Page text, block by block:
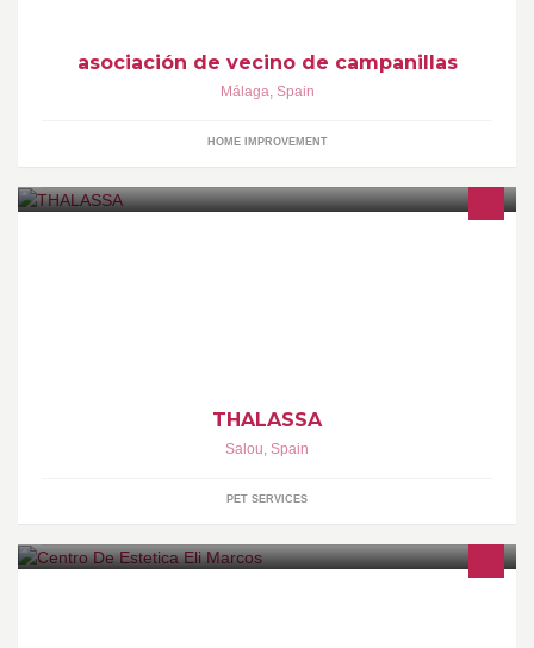
asociación de vecino de campanillas
Málaga, Spain
HOME IMPROVEMENT
THALASSA
Salou, Spain
PET SERVICES